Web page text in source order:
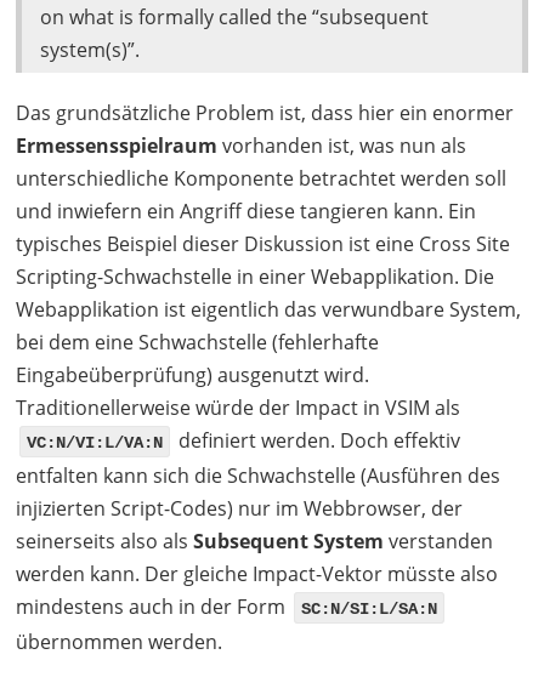
on what is formally called the “subsequent
system(s)”.
Das grundsätzliche Problem ist, dass hier ein enormer
Ermessensspielraum vorhanden ist, was nun als
unterschiedliche Komponente betrachtet werden soll
und inwiefern ein Angriff diese tangieren kann. Ein
typisches Beispiel dieser Diskussion ist eine Cross Site
Scripting-Schwachstelle in einer Webapplikation. Die
Webapplikation ist eigentlich das verwundbare System,
bei dem eine Schwachstelle (fehlerhafte
Eingabeüberprüfung) ausgenutzt wird.
Traditionellerweise würde der Impact inVSIM als
VC:N/VI:L/VA:N
definiert werden. Doch effektiv
entfalten kann sich die Schwachstelle (Ausführen des
injizierten Script-Codes) nur im Webbrowser, der
seinerseits also alsSubsequent System verstanden
werden kann. Der gleiche Impact-Vektor müsste also
mindestens auch in der Form
SC:N/SI:L/SA:N
übernommen werden.